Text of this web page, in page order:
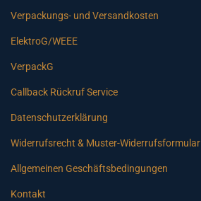
Verpackungs- und Versandkosten
ElektroG/WEEE
VerpackG
Callback Rückruf Service
Datenschutzerklärung
Widerrufsrecht & Muster-Widerrufsformular
Allgemeinen Geschäftsbedingungen
Kontakt